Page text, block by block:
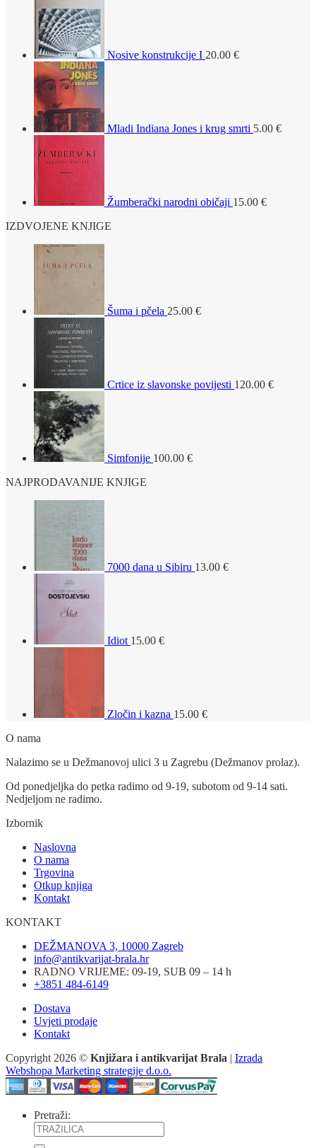
Nosive konstrukcije I 20.00 €
Mladi Indiana Jones i krug smrti 5.00 €
Žumberački narodni običaji 15.00 €
IZDVOJENE KNJIGE
Šuma i pčela 25.00 €
Crtice iz slavonske povijesti 120.00 €
Simfonije 100.00 €
NAJPRODAVANIJE KNJIGE
7000 dana u Sibiru 13.00 €
Idiot 15.00 €
Zločin i kazna 15.00 €
O nama
Nalazimo se u Dežmanovoj ulici 3 u Zagrebu (Dežmanov prolaz).
Od ponedjeljka do petka radimo od 9-19, subotom od 9-14 sati.
Nedjeljom ne radimo.
Izbornik
Naslovna
O nama
Trgovina
Otkup knjiga
Kontakt
KONTAKT
DEŽMANOVA 3, 10000 Zagreb
info@antikvarijat-brala.hr
RADNO VRIJEME: 09-19, SUB 09 – 14 h
+3851 484-6149
Dostava
Uvjeti prodaje
Kontakt
Copyright 2026 © Knjižara i antikvarijat Brala | Izrada
Webshopa Marketing strategije d.o.o.
Pretraži: